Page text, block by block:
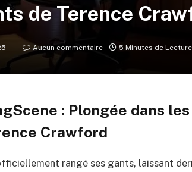
de Terence
Aucun commentaire 5 Minutes de Lecture
: Plongée dans
Crawford
rangé ses gants, laissant